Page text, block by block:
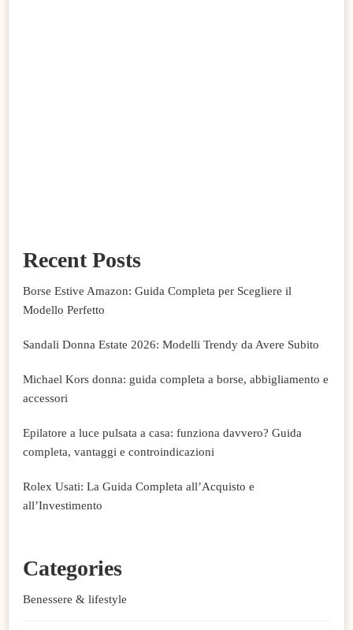
Recent Posts
Borse Estive Amazon: Guida Completa per Scegliere il
Modello Perfetto
Sandali Donna Estate 2026: Modelli Trendy da Avere Subito
Michael Kors donna: guida completa a borse, abbigliamento e
accessori
Epilatore a luce pulsata a casa: funziona davvero? Guida
completa, vantaggi e controindicazioni
Rolex Usati: La Guida Completa all’Acquisto e
all’Investimento
Categories
Benessere & lifestyle